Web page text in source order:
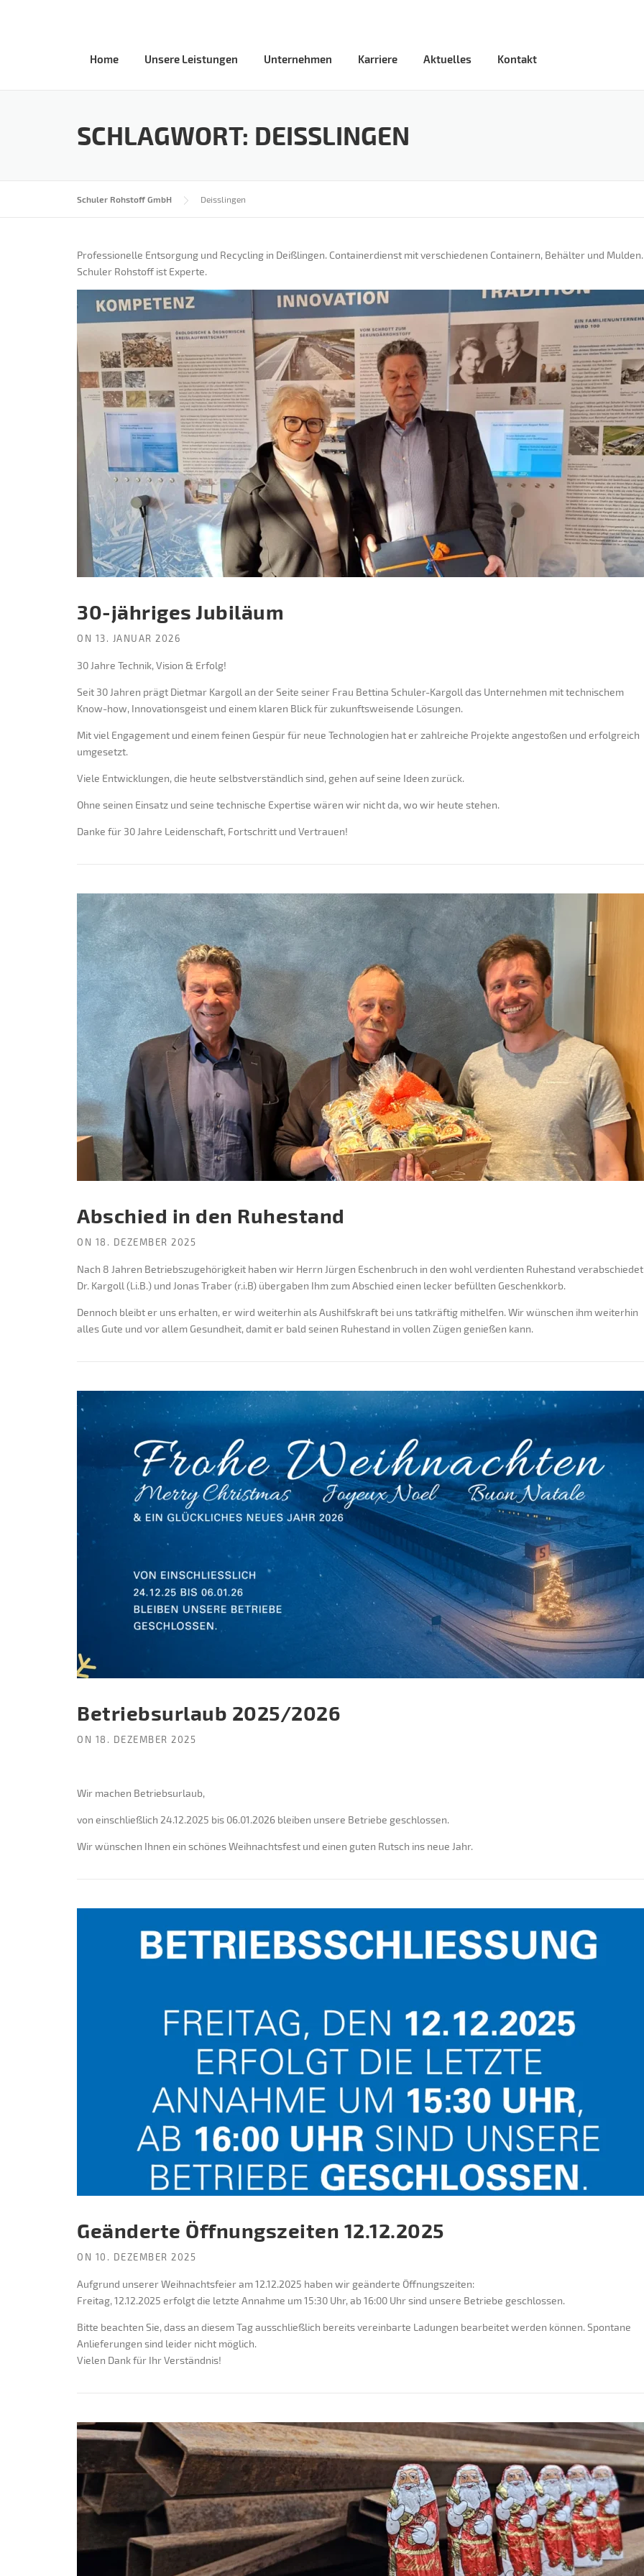
Home Unsere Leistungen Unternehmen Karriere Aktuelles Kontakt
SCHLAGWORT: DEISSLINGEN
Schuler Rohstoff GmbH Deisslingen
Professionelle Entsorgung und Recycling in Deißlingen. Containerdienst mit verschiedenen Containern, Behälter und Mulden.
Schuler Rohstoff ist Experte.
30-jähriges Jubiläum
ON 13. JANUAR 2026
30 Jahre Technik, Vision & Erfolg!
Seit 30 Jahren prägt Dietmar Kargoll an der Seite seiner Frau Bettina Schuler-Kargoll das Unternehmen mit technischem
Know-how, Innovationsgeist und einem klaren Blick für zukunftsweisende Lösungen.
Mit viel Engagement und einem feinen Gespür für neue Technologien hat er zahlreiche Projekte angestoßen und erfolgreich
umgesetzt.
Viele Entwicklungen, die heute selbstverständlich sind, gehen auf seine Ideen zurück.
Ohne seinen Einsatz und seine technische Expertise wären wir nicht da, wo wir heute stehen.
Danke für 30 Jahre Leidenschaft, Fortschritt und Vertrauen!
Abschied in den Ruhestand
ON 18. DEZEMBER 2025
Nach 8 Jahren Betriebszugehörigkeit haben wir Herrn Jürgen Eschenbruch in den wohl verdienten Ruhestand
Dr. Kargoll (l.i.B.) und Jonas Traber (r.i.B) übergaben Ihm zum Abschied einen lecker befüllten Geschenkkorb.
Dennoch bleibt er uns erhalten, er wird weiterhin als Aushilfskraft bei uns tatkräftig mithelfen. Wir wünschen ihm weiterhin
alles Gute und vor allem Gesundheit, damit er bald seinen Ruhestand in vollen Zügen genießen kann.
Betriebsurlaub 2025/2026
ON 18. DEZEMBER 2025
Wir machen Betriebsurlaub,
von einschließlich 24.12.2025 bis 06.01.2026 bleiben unsere Betriebe geschlossen.
Wir wünschen Ihnen ein schönes Weihnachtsfest und einen guten Rutsch ins neue Jahr.
Geänderte Öffnungszeiten 12.12.2025
ON 10. DEZEMBER 2025
Aufgrund unserer Weihnachtsfeier am 12.12.2025 haben wir geänderte Öffnungszeiten:
Freitag, 12.12.2025 erfolgt die letzte Annahme um 15:30 Uhr, ab 16:00 Uhr sind unsere Betriebe geschlossen.
Bitte beachten Sie, dass an diesem Tag ausschließlich bereits vereinbarte Ladungen bearbeitet werden können. Spontane
Anlieferungen sind leider nicht möglich.
Vielen Dank für Ihr Verständnis!